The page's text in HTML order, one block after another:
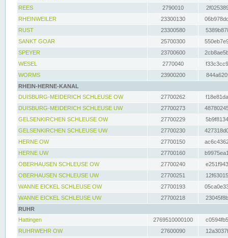
REES
2790010
RHEINWEILER
23300130
RUST
23300580
SANKT GOAR
25700300
SPEYER
23700600
WESEL
2770040
WORMS
23900200
RHEIN-HERNE-KANAL
DUISBURG-MEIDERICH SCHLEUSE OW
27700262
DUISBURG-MEIDERICH SCHLEUSE UW
27700273
GELSENKIRCHEN SCHLEUSE OW
27700229
GELSENKIRCHEN SCHLEUSE UW
27700230
HERNE OW
27700150
HERNE UW
27700160
OBERHAUSEN SCHLEUSE OW
27700240
OBERHAUSEN SCHLEUSE UW
27700251
WANNE EICKEL SCHLEUSE OW
27700193
WANNE EICKEL SCHLEUSE UW
27700218
RUHR
Hattingen
2769510000100
RUHRWEHR OW
27600090